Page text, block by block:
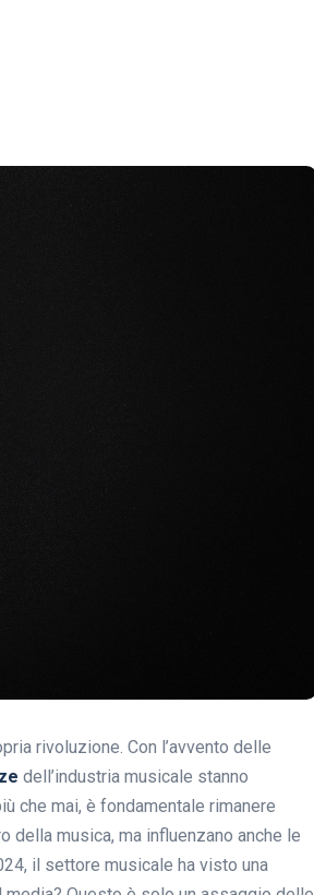
rivoluzione. Con l’avvento delle
dell’industria musicale stanno
che mai, è fondamentale rimanere
della musica, ma influenzano anche le
il settore musicale ha visto una